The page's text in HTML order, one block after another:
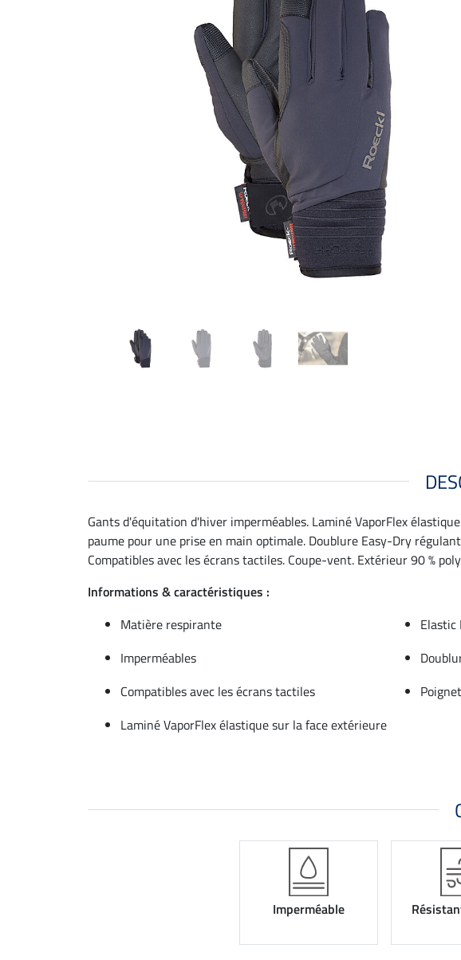
Gants d'équitation d'hiver imperméables. Laminé VaporFlex
paume pour une prise en main optimale. Doublure Easy-Dry
Compatibles avec les écrans tactiles. Coupe-vent. Extérieur 90 %
Informations & caractéristiques :
Matière respirante
Imperméables
Compatibles avec les écrans tactiles
Laminé VaporFlex élastique sur la face extérieure
Imperméable